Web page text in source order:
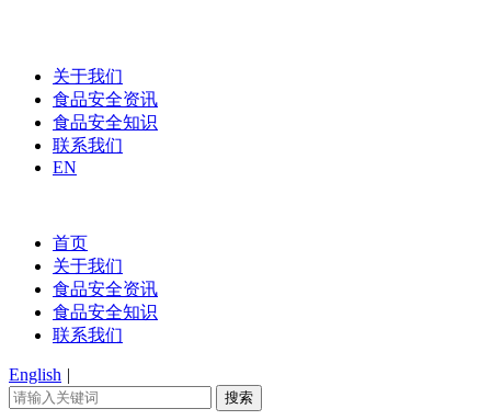
关于我们
食品安全资讯
食品安全知识
联系我们
EN
首页
关于我们
食品安全资讯
食品安全知识
联系我们
English |